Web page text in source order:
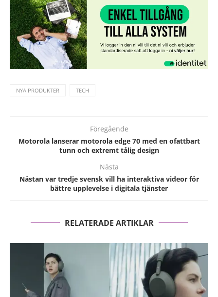
NYA PRODUKTER TECH
Föregående
Motorola lanserar motorola edge 70 med en ofattbart
tunn och extremt tålig design
Nästa
Nästan var tredje svensk vill ha interaktiva videor för
bättre upplevelse i digitala tjänster
RELATERADE ARTIKLAR